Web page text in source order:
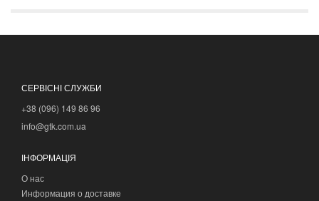
СЕРВІСНІ СЛУЖБИ
+38 (096) 149 86 96
info@gtk.com.ua
ІНФОРМАЦІЯ
О нас
Информация о доставке